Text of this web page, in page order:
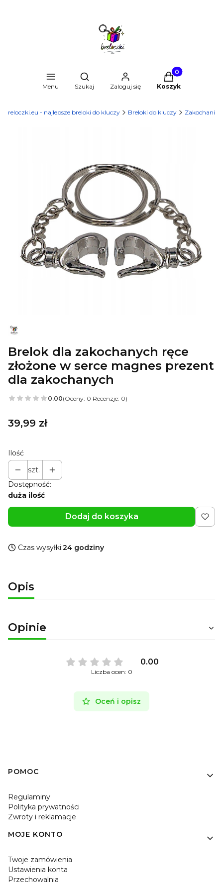
Menu
Otwórz wyszukiwarkę
Szukaj Zaloguj się
Produkty w
Koszyk
Breloczki.eu - najlepsze breloki do kluczy Breloki do kluczy Zakochani
Brelok dla zakochanych ręce
złożone w serce magnes prezent
dla zakochanych
0.00(Oceny: 0 Recenzje: 0)
Cena
39,99 zł
Ilość
szt.
Dostępność:
duża ilość
Dodaj do koszyka
Czas wysyłki:24 godziny
Opis
Opinie
0.00
Liczba ocen: 0
Oceń i opisz
Linki w stopce
POMOC
Regulaminy
Polityka prywatności
Zwroty i reklamacje
MOJE KONTO
Twoje zamówienia
Ustawienia konta
Przechowalnia